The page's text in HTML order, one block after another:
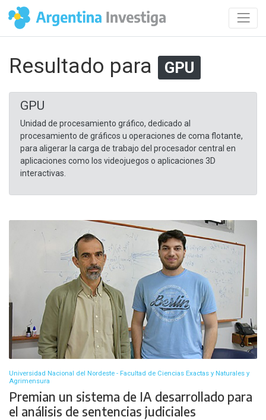
Resultado para GPU
GPU
Unidad de procesamiento gráfico, dedicado al
procesamiento de gráficos u operaciones de coma flotante,
para aligerar la carga de trabajo del procesador central en
aplicaciones como los videojuegos o aplicaciones 3D
interactivas.
Universidad Nacional del Nordeste - Facultad de Ciencias Exactas y Naturales y
Agrimensura
Premian un sistema de IA desarrollado para
el análisis de sentencias judiciales